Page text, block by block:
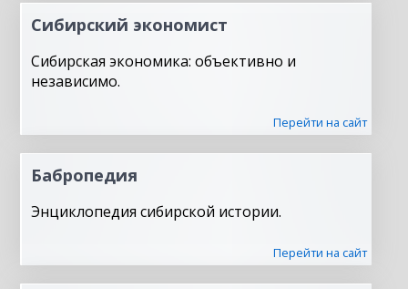
Сибирский экономист
Сибирская экономика: объективно и
независимо.
Перейти на сайт
Бабропедия
Энциклопедия сибирской истории.
Перейти на сайт